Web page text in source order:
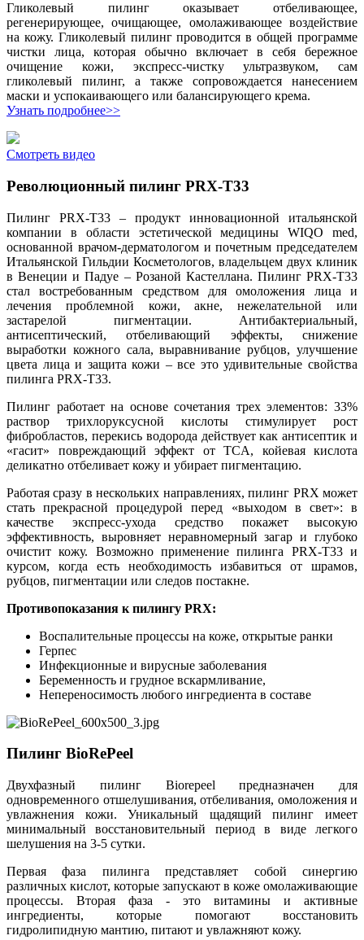
Гликолевый пилинг оказывает отбеливающее,
регенерирующее, очищающее, омолаживающее воздействие
на кожу. Гликолевый пилинг проводится в общей программе
чистки лица, которая обычно включает в себя бережное
очищение кожи, экспресс-чистку ультразвуком, сам
гликолевый пилинг, а также сопровождается нанесением
маски и успокаивающего или балансирующего крема.
Узнать подробнее>>
Смотреть видео
Революционный пилинг PRX-Т33
Пилинг PRX-Т33 – продукт инновационной итальянской
компании в области эстетической медицины WIQO med,
основанной врачом-дерматологом и почетным председателем
Итальянской Гильдии Косметологов, владельцем двух клиник
в Венеции и Падуе – Розаной Кастеллана. Пилинг PRX-Т33
стал востребованным средством для омоложения лица и
лечения проблемной кожи, акне, нежелательной или
застарелой пигментации. Антибактериальный,
антисептический, отбеливающий эффекты, снижение
выработки кожного сала, выравнивание рубцов, улучшение
цвета лица и защита кожи – все это удивительные свойства
пилинга PRX-Т33.
Пилинг работает на основе сочетания трех элементов: 33%
раствор трихлоруксусной кислоты стимулирует рост
фибробластов, перекись водорода действует как антисептик и
«гасит» повреждающий эффект от TCA, койевая кислота
деликатно отбеливает кожу и убирает пигментацию.
Работая сразу в нескольких направлениях, пилинг PRX может
стать прекрасной процедурой перед «выходом в свет»: в
качестве экспресс-ухода средство покажет высокую
эффективность, выровняет неравномерный загар и глубоко
очистит кожу. Возможно применение пилинга PRX-Т33 и
курсом, когда есть необходимость избавиться от шрамов,
рубцов, пигментации или следов постакне.
Противопоказания к пилингу PRX:
Воспалительные процессы на коже, открытые ранки
Герпес
Инфекционные и вирусные заболевания
Беременность и грудное вскармливание,
Непереносимость любого ингредиента в составе
Пилинг BioRePeel
Двухфазный пилинг Biorepeel предназначен для
одновременного отшелушивания, отбеливания, омоложения и
увлажнения кожи. Уникальный щадящий пилинг имеет
минимальный восстановительный период в виде легкого
шелушения на 3-5 сутки.
Первая фаза пилинга представляет собой синергию
различных кислот, которые запускают в коже омолаживающие
процессы. Вторая фаза - это витамины и активные
ингредиенты, которые помогают восстановить
гидролипидную мантию, питают и увлажняют кожу.